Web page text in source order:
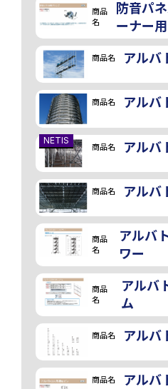
商品
名
防音パ
ーナー用
商品名 アルバ
商品名 アルバ
NETIS
商品名 アルバ
商品名 アルバ
商品
名
アルバ
ワー
商品
名
アルバ
ム
商品名 アル
商品名 アルバ